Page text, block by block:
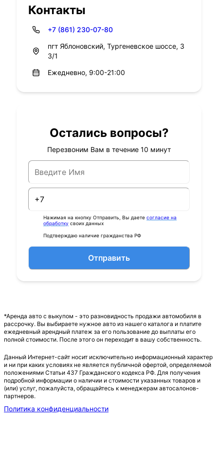
Контакты
+7 (861) 230-07-80
пгт Яблоновский, Тургеневское шоссе, 3
3/1
Ежедневно, 9:00-21:00
Остались вопросы?
Перезвоним Вам в течение 10 минут
Нажимая на кнопку Отправить, Вы даете согласие на
обработку своих данных
Подтверждаю наличие гражданства РФ
Отправить
*Аренда авто с выкупом - это разновидность продажи автомобиля в
рассрочку. Вы выбираете нужное авто из нашего каталога и платите
ежедневный арендный платеж за его пользование до выплаты его
полной стоимости. После этого он переходит в вашу собственность.
Данный Интернет-сайт носит исключительно информационный характер
и ни при каких условиях не является публичной офертой, определяемой
положениями Статьи 437 Гражданского кодекса РФ. Для получения
подробной информации о наличии и стоимости указанных товаров и
(или) услуг, пожалуйста, обращайтесь к менеджерам автосалонов-
партнеров.
Политика конфиденциальности